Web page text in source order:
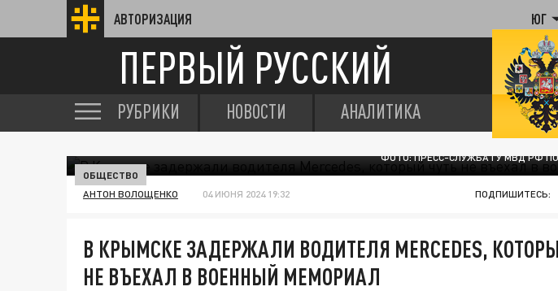
АВТОРИЗАЦИЯ ЮГ
ПЕРВЫЙ РУССКИЙ
РУБРИКИ НОВОСТИ АНАЛИТИКА
ФОТО: ПРЕСС-СЛУЖБА ГУ МВД РФ
ОБЩЕСТВО
АНТОН ВОЛОЩЕНКО 04 ИЮНЯ 2024 19:32 ПОДПИШИТЕСЬ:
В КРЫМСКЕ ЗАДЕРЖАЛИ ВОДИТЕЛЯ MERCEDES,
НЕ ВЪЕХАЛ В ВОЕННЫЙ МЕМОРИАЛ